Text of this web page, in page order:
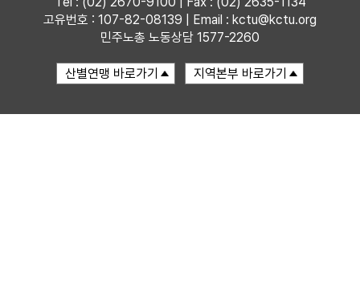
고유번호 : 107-82-08139 | Email : kctu@kctu.org
민주노총 노동상담 1577-2260